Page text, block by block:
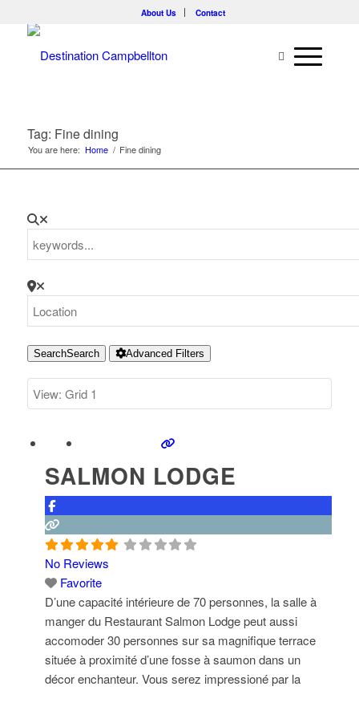
About Us Contact
Tag: Fine dining
You are here: Home / Fine dining
SearchSearch Advanced Filters
SALMON LODGE
No Reviews
Favorite
D’une capacité intérieure de 70 personnes, la salle à
manger du Restaurant Salmon Lodge peut aussi
accomoder 30 personnes sur sa magnifique terrace
située à proximité d’une fosse à saumon dans un
décor enchanteur. Vous serez impressioné par la